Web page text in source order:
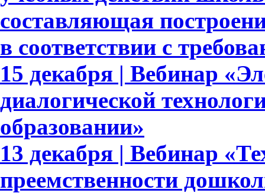
составляющая
в соответствии с
15 декабря | Вебинар
диалогической
образовании»
13 декабря | Вебинар
преемственности